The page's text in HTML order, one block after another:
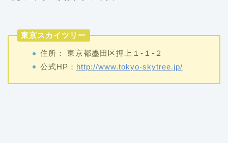
公式HP：http://www.tokyo-skytree.jp/